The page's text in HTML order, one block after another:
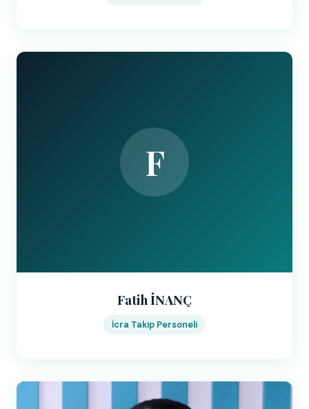
F
Fatih İNANÇ
İcra Takip Personeli